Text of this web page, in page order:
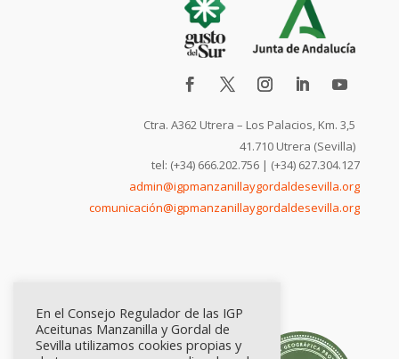
Ctra. A362 Utrera – Los Palacios, Km. 3,5
41.710 Utrera (Sevilla)
tel: (+34) 666.202.756 | (+34) 627.304.127
admin@igpmanzanillaygordaldesevilla.org
comunicación@igpmanzanillaygordaldesevilla.org
En el Consejo Regulador de las IGP
Aceitunas Manzanilla y Gordal de
Sevilla utilizamos cookies propias y